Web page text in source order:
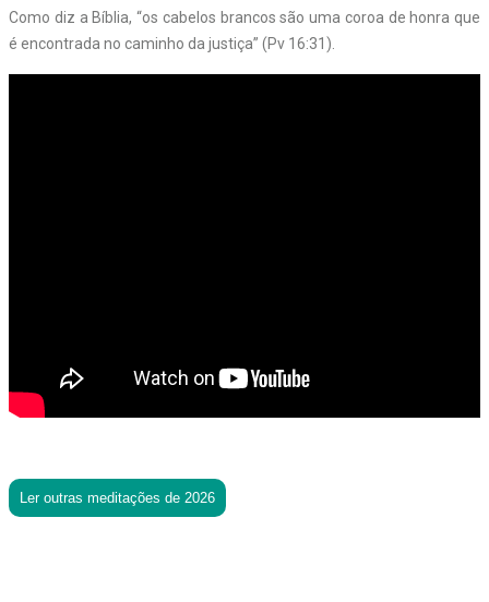
Como diz a Bíblia, “os cabelos brancos são uma coroa de honra que
é encontrada no caminho da justiça” (Pv 16:31).
Ler outras meditações de 2026